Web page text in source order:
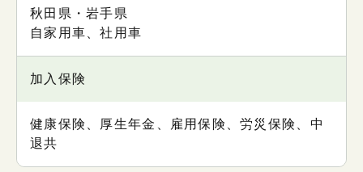
秋田県・岩手県
自家用車、社用車
加入保険
健康保険、厚生年金、雇用保険、労災保険、中
退共